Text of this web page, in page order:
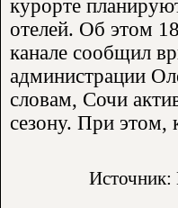
курорте
отелей. Об этом
канале сообщил
администрации
словам, Сочи
сезону. При этом,
Источник: